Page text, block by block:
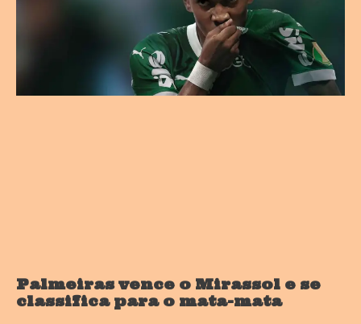
Palmeiras vence o Mirassol e se
classifica para o mata-mata